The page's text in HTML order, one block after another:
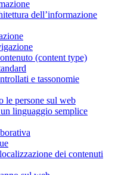
dell’informazione
(content type)
e tassonomie
le persone sul web
linguaggio semplice
dei contenuti